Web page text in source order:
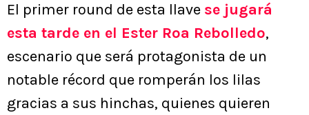
El primer round de esta llave se jugará
esta tarde en el Ester Roa Rebolledo,
escenario que será protagonista de un
notable récord que romperán los lilas
gracias a sus hinchas, quienes quieren